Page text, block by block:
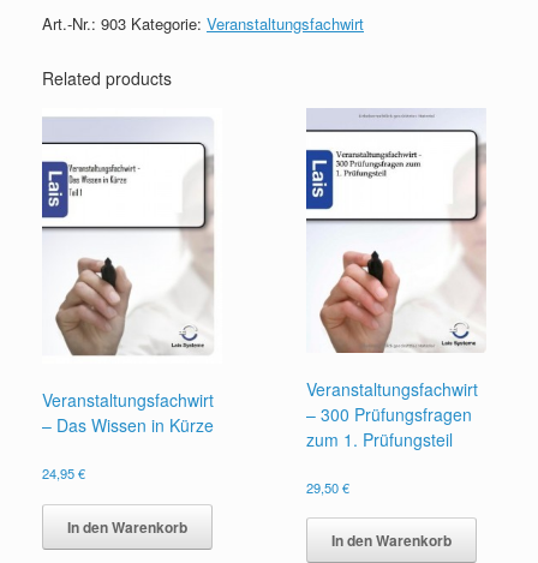
Art.-Nr.: 903 Kategorie: Veranstaltungsfachwirt
Related products
Veranstaltungsfachwirt
– Das Wissen in Kürze
24,95€
In den Warenkorb
Veranstaltungsfachwirt
– 300 Prüfungsfragen
zum 1. Prüfungsteil
29,50€
In den Warenkorb